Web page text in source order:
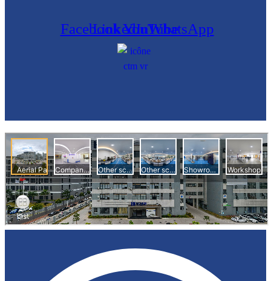
FacebookLinkedInYouTube
WhatsApp